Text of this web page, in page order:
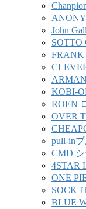
John
SOTTO
FRANK
KOBI-
ROEN
OVER
pull-in
CMD
4STAR
ONE
SOCK
BLUE